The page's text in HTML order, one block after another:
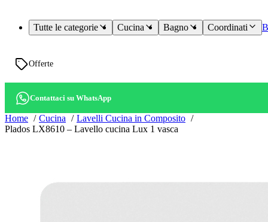
Tutte le categorie Cucina Bagno Coordinati
Offerte
Contattaci su WhatsApp
Home Cucina
Lavelli Cucina in Composito
Plados LX8610 – Lavello cucina Lux 1 vasca